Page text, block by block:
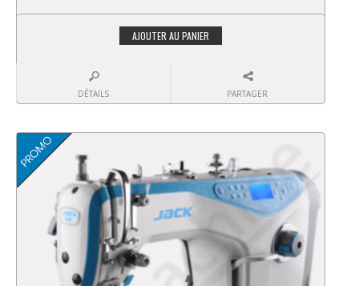
AJOUTER AU PANIER
DÉTAILS PARTAGER